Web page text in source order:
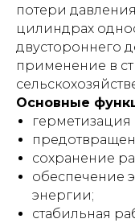
потери
цилиндрах
двустороннего
применение в
Основные
сохранение
обеспечение
энергии;
стабильная